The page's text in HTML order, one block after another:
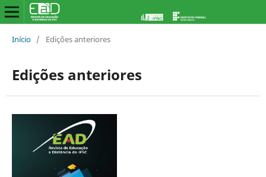
Início / Edições anteriores
Edições anteriores